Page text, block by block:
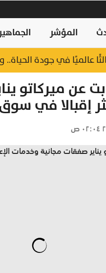
المؤشر الجماهير
عالميًا في جودة الحياة..
عن ميركاتو
إقبالا في